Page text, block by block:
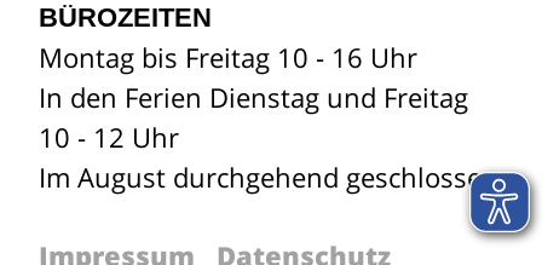
BÜROZEITEN
Montag bis Freitag 10 - 16 Uhr
In den Ferien Dienstag und Freitag
10 - 12 Uhr
Im August durchgehend geschlossen
Impressum Datenschutz